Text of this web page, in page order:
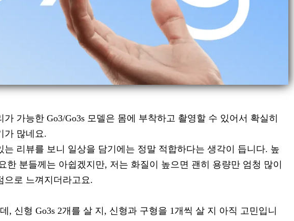
가능한 Go3/Go3s 모델은 몸에 부착하고 촬영할 수 있어서 확실히
가 많네요.
는 리뷰를 보니 일상을 담기에는 정말 적합하다는 생각이 듭니다. 높
한 분들께는 아쉽겠지만, 저는 화질이 높으면 괜히 용량만 엄청 많이
으로 느껴지더라고요.
, 신형 Go3s 2개를 살 지, 신형과 구형을 1개씩 살 지 아직 고민입니